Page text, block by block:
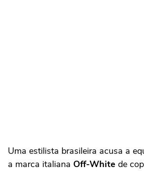
Uma estilista brasileira acusa a
a marca italiana Off-White de